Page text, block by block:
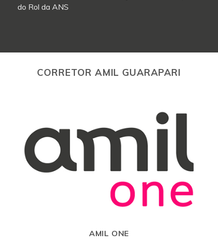
do Rol da ANS
CORRETOR AMIL GUARAPARI
AMIL ONE